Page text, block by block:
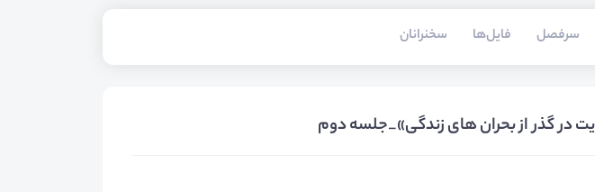
سرفصل فایل‌ها سخنرانان
در گذر از بحران های زندگی»_جلسه دوم